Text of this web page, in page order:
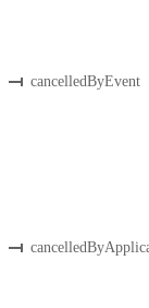
cancelledByEvent